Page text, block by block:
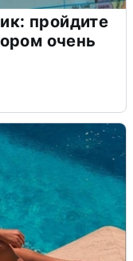
пройдите
очень